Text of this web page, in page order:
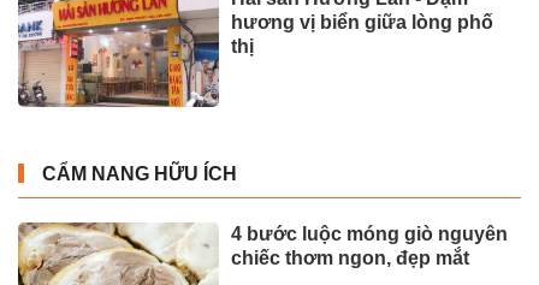
hương vị biển giữa lòng phố
thị
CẨM NANG HỮU ÍCH
4 bước luộc móng giò nguyên
chiếc thơm ngon, đẹp mắt